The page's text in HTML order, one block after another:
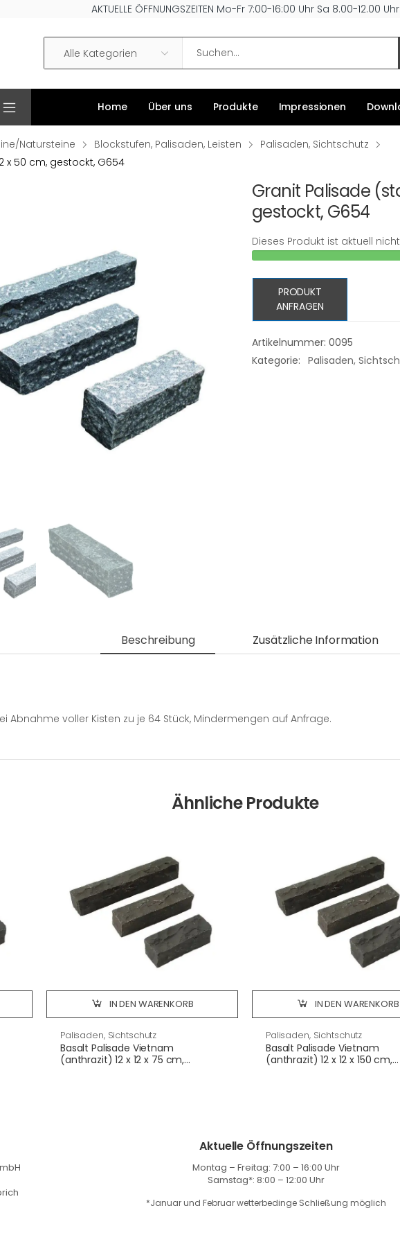
AKTUELLE ÖFFNUNGSZEITEN Mo-Fr 7:00-16:00 Uhr Sa 8.00-12.00 Uhr
Alle Kategorien
Search
Home Über uns Produkte Impressionen
Natursteine Blockstufen, Palisaden, Leisten
Palisaden, Sichtschutz
x 50 cm, gestockt, G654
Granit Palisade
gestockt, G654
Dieses Produkt ist aktuell
PRODUKT
ANFRAGEN
Artikelnummer: 0095
Kategorie: Palisaden,
Beschreibung Zusätzliche Information
Abnahme voller Kisten zu je 64 Stück, Mindermengen auf Anfrage.
Ähnliche Produkte
IN DEN WARENKORB
Palisaden, Sichtschutz
Basalt Palisade Vietnam
(anthrazit) 12 x 12 x 75 cm,
IN DEN WARENKORB
Palisaden, Sichtschutz
Basalt Palisade Vietnam
(anthrazit) 12 x 12 x 150 cm,
Aktuelle Öffnungszeiten
Montag – Freitag: 7:00 – 16:00 Uhr
Samstag*: 8:00 – 12:00 Uhr
*Januar und Februar wetterbedinge Schließung möglich